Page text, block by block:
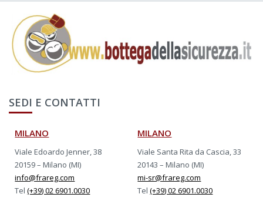
SEDI E CONTATTI
MILANO
Viale Edoardo Jenner, 38
20159 – Milano (MI)
info@frareg.com
Tel(+39) 02 6901.0030
MILANO
Viale Santa Rita da Cascia, 33
20143 – Milano (MI)
mi-sr@frareg.com
Tel(+39) 02 6901.0030